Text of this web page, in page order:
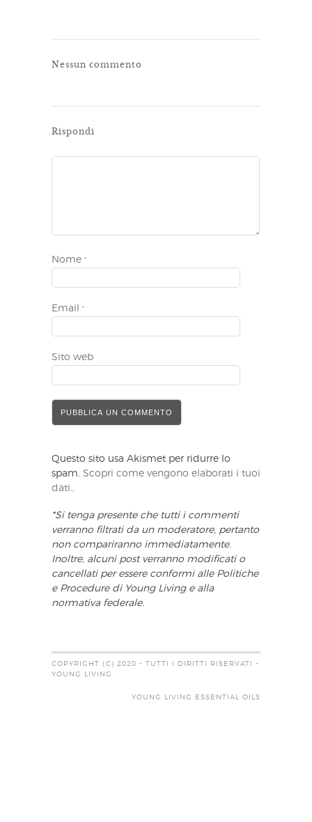
Nessun commento
Rispondi
Nome *
Email *
Sito web
Questo sito usa Akismet per ridurre lo
spam. Scopri come vengono elaborati i tuoi
dati.,
*Si tenga presente che tutti i commenti
verranno filtrati da un moderatore, pertanto
non compariranno immediatamente.
Inoltre, alcuni post verranno modificati o
cancellati per essere conformi alle Politiche
e Procedure di Young Living e alla
normativa federale.
COPYRIGHT (C) 2020 - TUTTI I DIRITTI RISERVATI -
YOUNG LIVING
YOUNG LIVING ESSENTIAL OILS